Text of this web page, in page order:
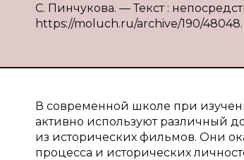
С. Пинчукова. — Текст :
https://moluch.ru/archive/190/48048.
В современной школе при
активно используют различный
из исторических фильмов. Они
процесса и исторических